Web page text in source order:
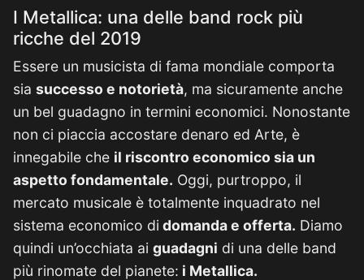
I Metallica: una delle band rock più
ricche del 2019
Essere un musicista di fama mondiale comporta
sia successo e notorietà, ma sicuramente anche
un bel guadagno in termini economici. Nonostante
non ci piaccia accostare denaro ed Arte, è
innegabile che il riscontro economico sia un
aspetto fondamentale. Oggi, purtroppo, il
mercato musicale è totalmente inquadrato nel
sistema economico di domanda e offerta. Diamo
quindi un’occhiata ai guadagni di una delle band
più rinomate del pianete: i Metallica.